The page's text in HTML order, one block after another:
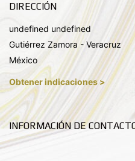
DIRECCIÓN
undefined undefined
Gutiérrez Zamora - Veracruz
México
Obtener indicaciones >
INFORMACIÓN DE